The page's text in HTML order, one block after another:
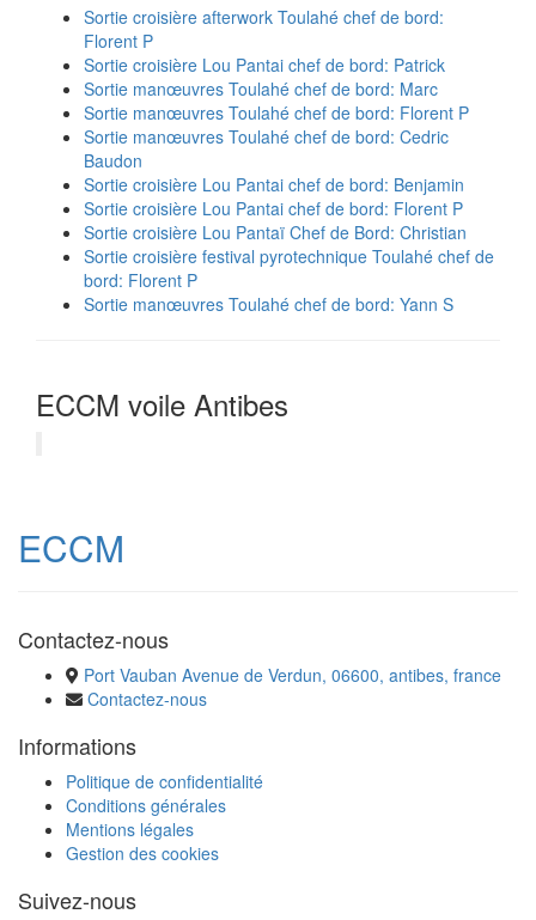
Sortie croisière afterwork Toulahé chef de bord:
Florent P
Sortie croisière Lou Pantai chef de bord: Patrick
Sortie manœuvres Toulahé chef de bord: Marc
Sortie manœuvres Toulahé chef de bord: Florent P
Sortie manœuvres Toulahé chef de bord: Cedric
Baudon
Sortie croisière Lou Pantai chef de bord: Benjamin
Sortie croisière Lou Pantai chef de bord: Florent P
Sortie croisière Lou Pantaï Chef de Bord: Christian
Sortie croisière festival pyrotechnique Toulahé chef de
bord: Florent P
Sortie manœuvres Toulahé chef de bord: Yann S
ECCM voile Antibes
ECCM
Contactez-nous
Port Vauban Avenue de Verdun, 06600, antibes, france
Contactez-nous
Informations
Politique de confidentialité
Conditions générales
Mentions légales
Gestion des cookies
Suivez-nous